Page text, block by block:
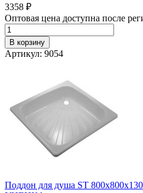
3358 ₽
Оптовая цена доступна после
В корзину
Артикул: 9054
Поддон для душа ST